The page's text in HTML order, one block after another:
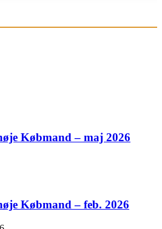
Købmand – maj 2026
Købmand – feb. 2026